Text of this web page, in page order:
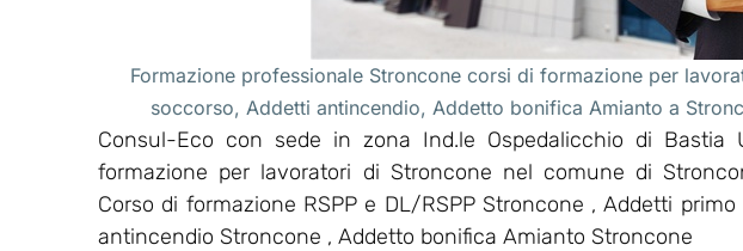
Formazione professionale Stroncone corsi di formazione per
soccorso, Addetti antincendio, Addetto bonifica Amianto a
Consul-Eco con sede in zona Ind.le Ospedalicchio di
formazione per lavoratori di Stroncone nel comune di
Corso di formazione RSPP e DL/RSPP Stroncone , Addetti
antincendio Stroncone , Addetto bonifica Amianto Stroncone